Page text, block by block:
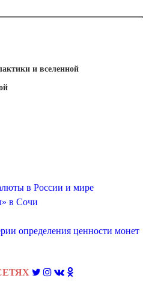
и вселенной
в России и мире
в Сочи
определения ценности монет